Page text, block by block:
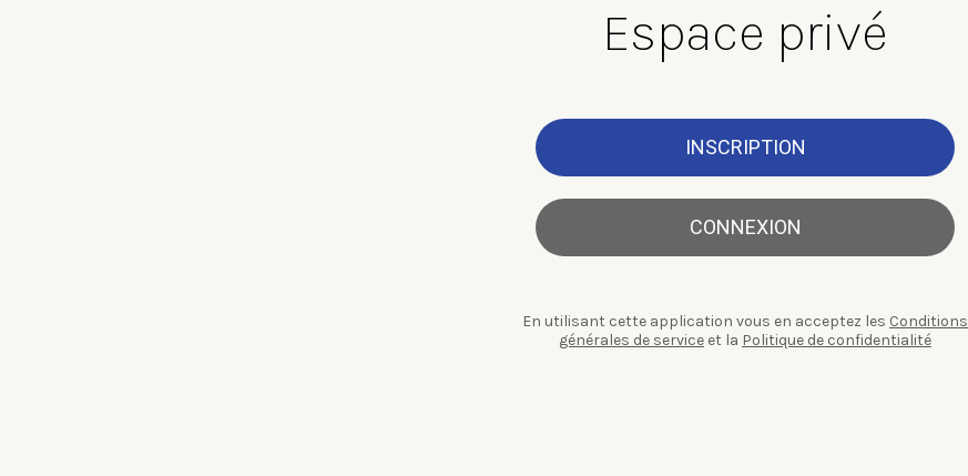
Espace privé
INSCRIPTION
CONNEXION
En utilisant cette application vous en acceptez les Conditions
générales de service et la Politique de confidentialité